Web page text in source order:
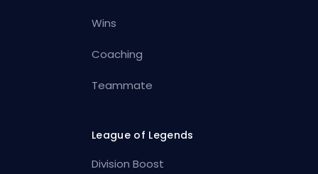
Wins
Coaching
Teammate
League of Legends
Division Boost